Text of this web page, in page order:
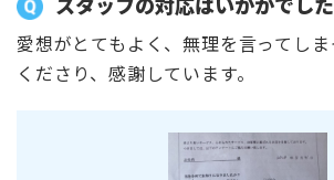
愛想がとてもよく、無理を言ってし
くださり、感謝しています。